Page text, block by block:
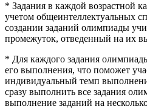
* Задания в каждой возрастной
учетом общеинтеллектуальных
создании заданий олимпиады
промежуток, отведенный на их
* Для каждого задания
его выполнения, что поможет
индивидуальный темп
сразу выполнить все задания
выполнение заданий на